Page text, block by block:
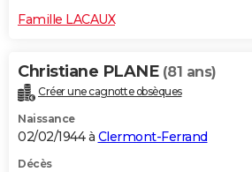
Famille LACAUX
Christiane PLANE (81 ans)
Créer une cagnotte obsèques
Naissance
02/02/1944 à Clermont-Ferrand
Décès